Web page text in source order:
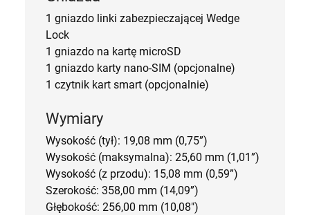
1 gniazdo linki zabezpieczającej Wedge
Lock
1 gniazdo na kartę microSD
1 gniazdo karty nano-SIM (opcjonalne)
1 czytnik kart smart (opcjonalnie)
Wymiary
Wysokość (tył): 19,08 mm (0,75”)
Wysokość (maksymalna): 25,60 mm (1,01”)
Wysokość (z przodu): 15,08 mm (0,59”)
Szerokość: 358,00 mm (14,09”)
Głębokość: 256,00 mm (10,08")